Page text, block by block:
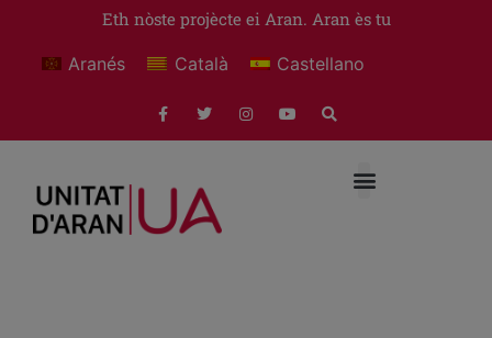
Eth nòste projècte ei Aran. Aran ès tu
Aranés Català Castellano